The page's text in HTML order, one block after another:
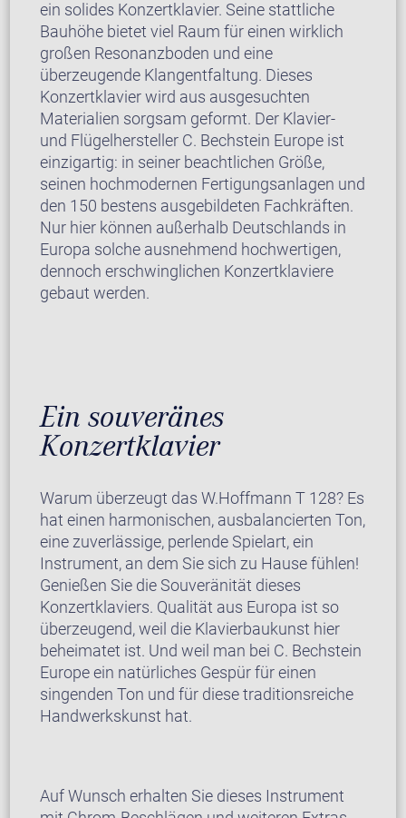
ein solides Konzertklavier. Seine stattliche
Bauhöhe bietet viel Raum für einen wirklich
großen Resonanzboden und eine
überzeugende Klangentfaltung. Dieses
Konzertklavier wird aus ausgesuchten
Materialien sorgsam geformt. Der Klavier-
und Flügelhersteller C. Bechstein Europe ist
einzigartig: in seiner beachtlichen Größe,
seinen hochmodernen Fertigungsanlagen und
den 150 bestens ausgebildeten Fachkräften.
Nur hier können außerhalb Deutschlands in
Europa solche ausnehmend hochwertigen,
dennoch erschwinglichen Konzertklaviere
gebaut werden.
Ein souveränes
Konzertklavier
Warum überzeugt das W.Hoffmann T 128? Es
hat einen harmonischen, ausbalancierten Ton,
eine zuverlässige, perlende Spielart, ein
Instrument, an dem Sie sich zu Hause fühlen!
Genießen Sie die Souveränität dieses
Konzertklaviers. Qualität aus Europa ist so
überzeugend, weil die Klavierbaukunst hier
beheimatet ist. Und weil man bei C. Bechstein
Europe ein natürliches Gespür für einen
singenden Ton und für diese traditionsreiche
Handwerkskunst hat.
Auf Wunsch erhalten Sie dieses Instrument